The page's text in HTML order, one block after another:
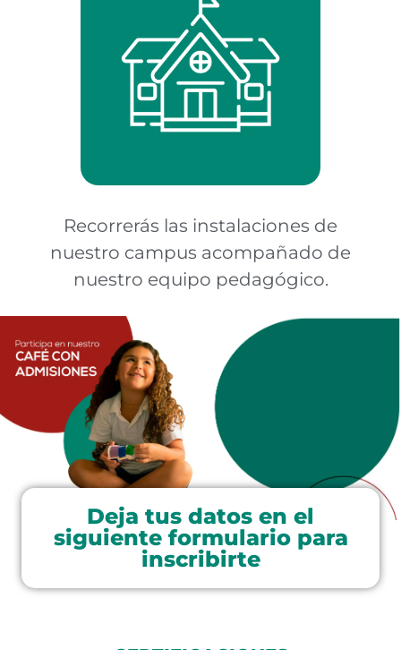
Recorrerás las instalaciones de
nuestro campus acompañado de
nuestro equipo pedagógico.
Deja tus datos en el
siguiente formulario para
inscribirte